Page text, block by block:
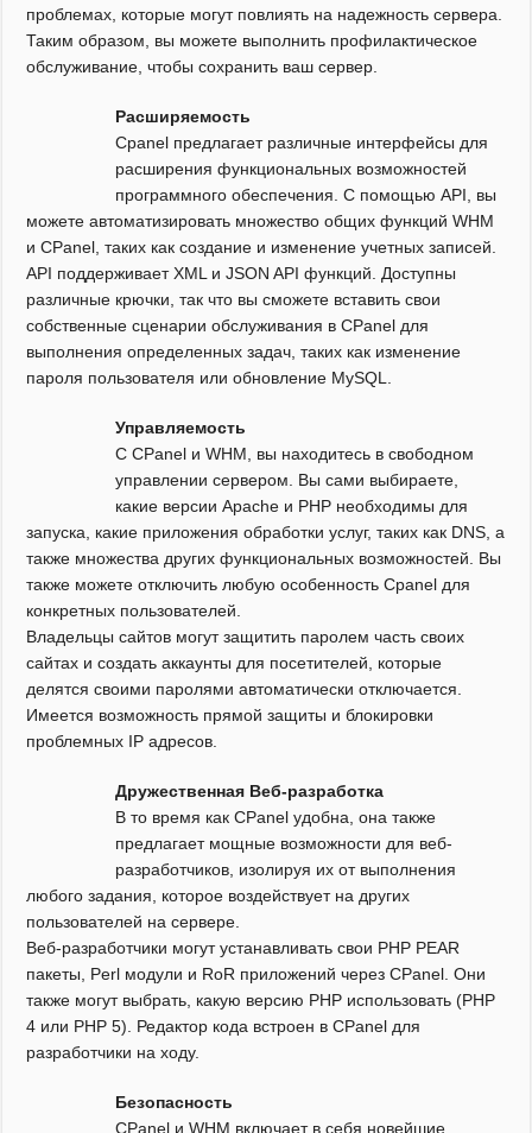
проблемах, которые могут повлиять на надежность сервера.
Таким образом, вы можете выполнить профилактическое
обслуживание, чтобы сохранить ваш сервер.
Расширяемость
Cpanel предлагает различные интерфейсы для
расширения функциональных возможностей
программного обеспечения. С помощью API, вы
можете автоматизировать множество общих функций WHM
и CPanel, таких как создание и изменение учетных записей.
API поддерживает XML и JSON API функций. Доступны
различные крючки, так что вы сможете вставить свои
собственные сценарии обслуживания в CPanel для
выполнения определенных задач, таких как изменение
пароля пользователя или обновление MySQL.
Управляемость
С CPanel и WHM, вы находитесь в свободном
управлении сервером. Вы сами выбираете,
какие версии Apache и PHP необходимы для
запуска, какие приложения обработки услуг, таких как DNS, а
также множества других функциональных возможностей. Вы
также можете отключить любую особенность Cpanel для
конкретных пользователей.
Владельцы сайтов могут защитить паролем часть своих
сайтах и создать аккаунты для посетителей, которые
делятся своими паролями автоматически отключается.
Имеется возможность прямой защиты и блокировки
проблемных IP адресов.
Дружественная Веб-разработка
В то время как CPanel удобна, она также
предлагает мощные возможности для веб-
разработчиков, изолируя их от выполнения
любого задания, которое воздействует на других
пользователей на сервере.
Веб-разработчики могут устанавливать свои PHP PEAR
пакеты, Perl модули и RoR приложений через CPanel. Они
также могут выбрать, какую версию PHP использовать (PHP
4 или PHP 5). Редактор кода встроен в CPanel для
разработчики на ходу.
Безопасность
CPanel и WHM включает в себя новейшие